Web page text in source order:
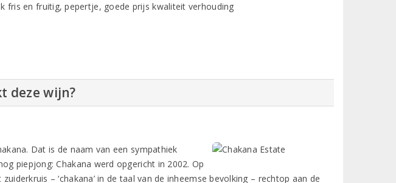
fris en fruitig, pepertje, goede prijs kwaliteit verhouding
deze wijn?
Dat is de naam van een sympathiek
piepjong: Chakana werd opgericht in 2002. Op
– ‘chakana’ in de taal van de inheemse bevolking – rechtop aan de